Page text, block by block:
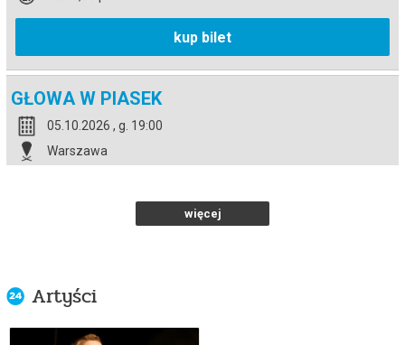
kup bilet
GŁOWA W PIASEK
05.10.2026 , g. 19:00
Warszawa
GŁOWA W PIASEK
23.11.2026 , g. 19:00
więcej
Artyści